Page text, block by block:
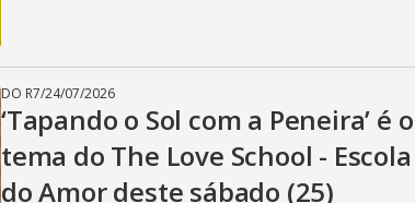
DO R7/24/07/2026
‘Tapando o Sol com a Peneira’ é o
tema do The Love School - Escola
do Amor deste sábado (25)